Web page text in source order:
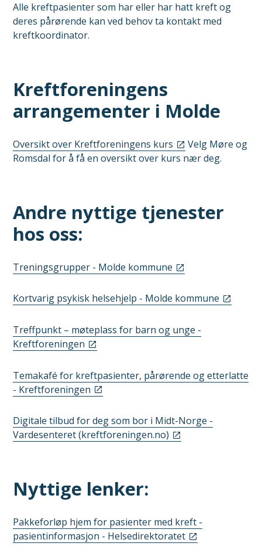
Alle kreftpasienter som har eller har hatt kreft og
deres pårørende kan ved behov ta kontakt med
kreftkoordinator.
Kreftforeningens
arrangementer i Molde
Oversikt over Kreftforeningens kurs
Velg Møre og
Romsdal for å få en oversikt over kurs nær deg.
Andre nyttige tjenester
hos oss:
Treningsgrupper - Molde kommune
Kortvarig psykisk helsehjelp - Molde kommune
Treffpunkt – møteplass for barn og unge -
Kreftforeningen
Temakafé for kreftpasienter, pårørende og etterlatte
- Kreftforeningen
Digitale tilbud for deg som bor i Midt-Norge -
Vardesenteret (kreftforeningen.no)
Nyttige lenker:
Pakkeforløp hjem for pasienter med kreft -
pasientinformasjon - Helsedirektoratet